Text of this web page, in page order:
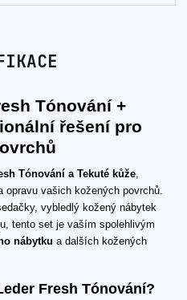
Tónování +
řešení pro
Tónování a Tekuté kůže
opravu vašich kožených povrchů.
vybledlý kožený nábytek
tento set je vaším spolehlivým
nábytku a dalších kožených
Fresh Tónování?